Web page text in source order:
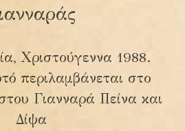
Χριστούγεννα 1988.
περιλαμβάνεται στο
Γιανναρά Πείνα και
Δίψα